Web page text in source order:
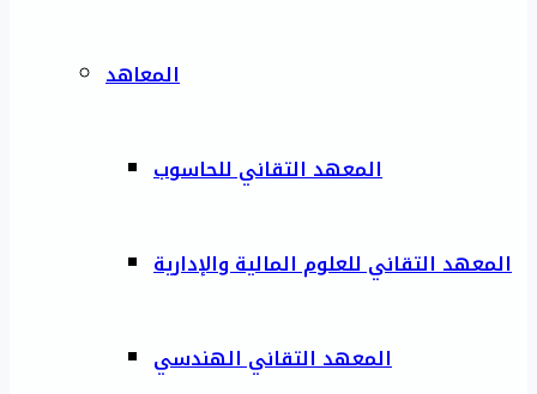
المعاهد
المعهد التقاني للحاسوب
المعهد التقاني للعلوم المالية والإدارية
المعهد التقاني الهندسي